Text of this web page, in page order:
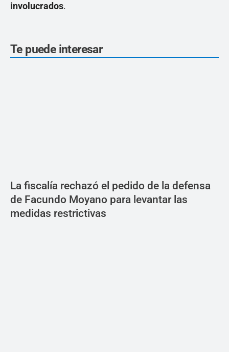
involucrados.
Te puede interesar
La fiscalía rechazó el pedido de la defensa
de Facundo Moyano para levantar las
medidas restrictivas